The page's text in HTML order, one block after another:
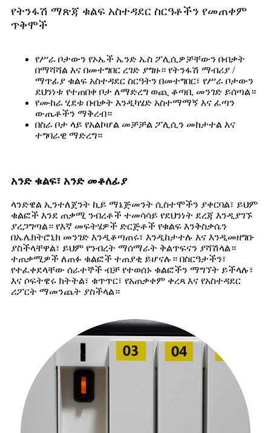
የትንፋሽ ማጽጃ ቁልፍ አስተዳደር ስርዓቶችን የመጠቀም
ጥቅሞች
የሥራ ቦታውን የኦኤች ኤንድ ኤስ ፖሊሲዎቻቸውን በብቃት
በማሻሻል እና በመተግበር ረገድ ያግዙ። የትንፋሽ ማብሪያ /
ማጥፊያ ቁልፍ አስተዳደር ስርዓትን በመተግበር፣ የሥራ ቦታውን
ደህንነቱ የተጠበቀ ቦታ ለማድረግ ወጪ ቆጣቢ መንገድ ይሰጣል።
የሙከራ ሂደቱ በብቃት እንዲካሄድ አስተማማኝ እና ፈጣን
ውጤቶችን ማቅረብ።
በስራ ቦታ ላይ የአልኮሆል መቻቻል ፖሊሲን መከታተል እና
ተግባራዊ ማድረግ።
አንድ ቁልፍ፣ አንድ መቆለፊያ
ላንድዌል ኢንተለጀንት ኪይ ማኔጅመንት ሲስተሞችን ያቀርባል፣ ይህም
ቁልፎች እንደ ጠቃሚ ንብረቶች ተመሳሳይ የደህንነት ደረጃ እንዲያገኙ
ያረጋግጣል። የእኛ መፍትሄዎች ድርጅቶች የቁልፍ እንቅስቃሴን
በኤሌክትሮኒክ መንገድ እንዲቆጣጠሩ፣ እንዲከታተሉ እና እንዲመዘግቡ
ያስችላቸዋል፣ ይህም የንብረት ማሰማራት ቅልጥፍናን ያሻሽላል።
ተጠቃሚዎች ለጠፉ ቁልፎች ተጠያቂ ይሆናሉ። በስርዓታችን፣
የተፈቀደላቸው ሰራተኞች ብቻ የተወሰኑ ቁልፎችን ማግኘት ይችላሉ፣
እና ሶፍትዌሩ ክትትል፣ ቁጥጥር፣ የአጠቃቀም ቀረጻ እና የአስተዳደር
ሪፖርት ማመንጨት ያስችላል።